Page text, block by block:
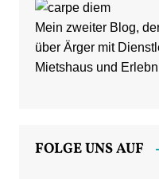
Mein zweiter Blog,
über Ärger mit
Mietshaus und
FOLGE UNS AUF